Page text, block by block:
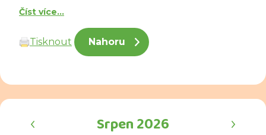
Číst více…
Tisknout Nahoru
Srpen 2026